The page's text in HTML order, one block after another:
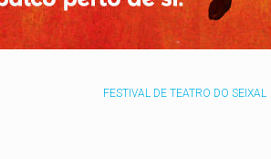
FESTIVAL DE TEATRO DO SEIXAL